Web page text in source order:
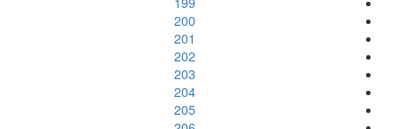
200
201
202
203
204
205